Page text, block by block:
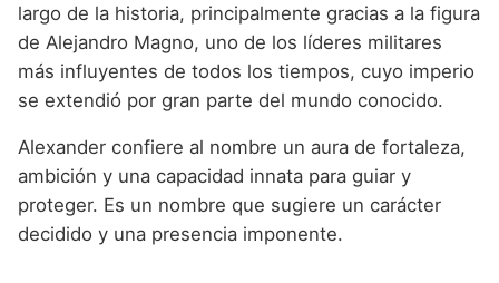
largo de la historia, principalmente gracias a la figura
de Alejandro Magno, uno de los líderes militares
más influyentes de todos los tiempos, cuyo imperio
se extendió por gran parte del mundo conocido.
Alexander confiere al nombre un aura de fortaleza,
ambición y una capacidad innata para guiar y
proteger. Es un nombre que sugiere un carácter
decidido y una presencia imponente.